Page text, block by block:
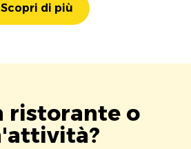
Scopri di più
ristorante o